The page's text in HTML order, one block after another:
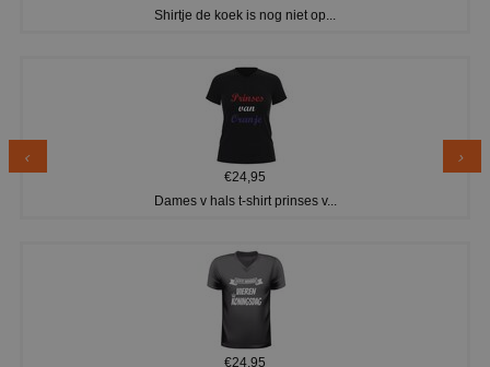
Shirtje de koek is nog niet op...
€24,95
Dames v hals t-shirt prinses v...
€24,95